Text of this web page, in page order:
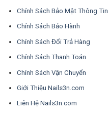
Chính Sách Bảo Mật Thông Tin
Chính Sách Bảo Hành
Chính Sách Đổi Trả Hàng
Chính Sách Thanh Toán
Chính Sách Vận Chuyển
Giới Thiệu Nails3n.com
Liên Hệ Nails3n.com